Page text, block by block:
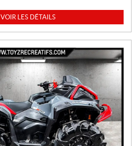
VOIR LES DÉTAILS